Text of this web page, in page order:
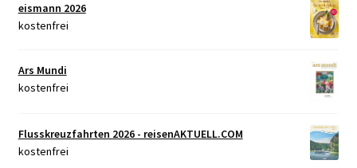
eismann 2026
kostenfrei
Ars Mundi
kostenfrei
Flusskreuzfahrten 2026 - reisenAKTUELL.COM
kostenfrei